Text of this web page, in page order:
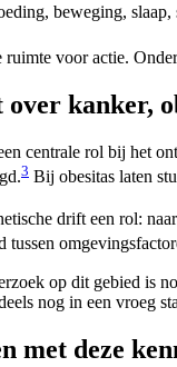
beweging, slaap,
voor actie.
over kanker,
centrale rol bij het
3 Bij obesitas laten
drift een rol:
tussen
op dit gebied is
nog in een vroeg
met deze